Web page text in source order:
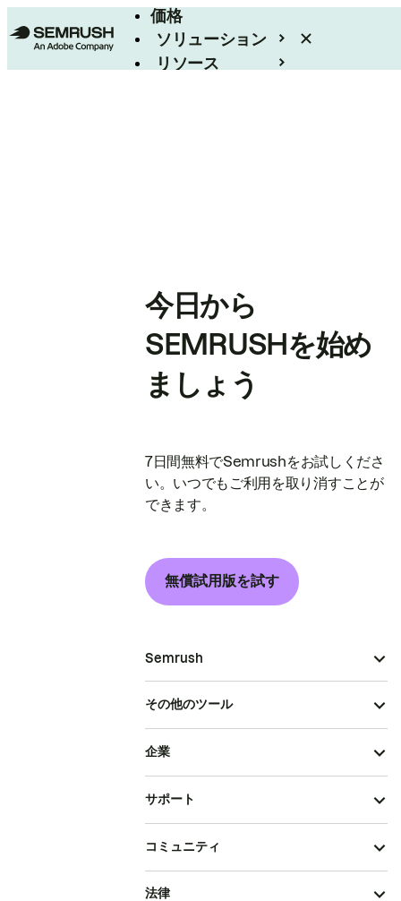
価格
ソリューション
リソース
今日から
SEMRUSHを始め
ましょう
7日間無料でSemrushをお試しくださ
い。いつでもご利用を取り消すことが
できます。
無償試用版を試す
Semrush
その他のツール
企業
サポート
コミュニティ
法律